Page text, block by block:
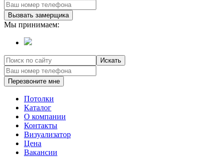
Вызвать замерщика
Мы принимаем:
Искать
Перезвоните мне
Потолки
Каталог
О компании
Контакты
Визуализатор
Цена
Вакансии